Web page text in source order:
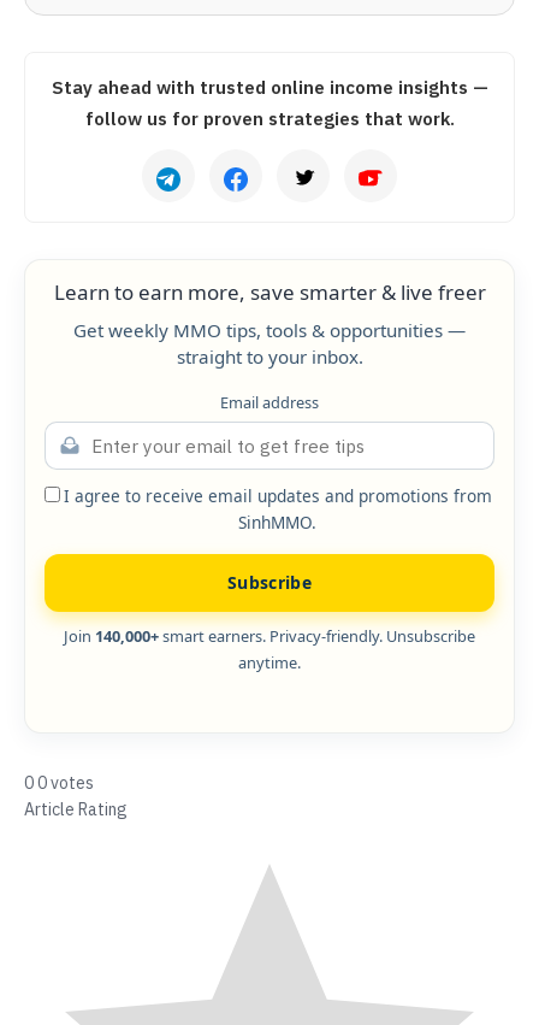
Stay ahead with trusted online income insights —
follow us for proven strategies that work.
Learn to earn more, save smarter & live freer
Get weekly MMO tips, tools & opportunities —
straight to your inbox.
Email address
I agree to receive email updates and promotions from
SinhMMO.
Subscribe
Join 140,000+smart earners. Privacy-friendly. Unsubscribe
anytime.
00votes
Article Rating